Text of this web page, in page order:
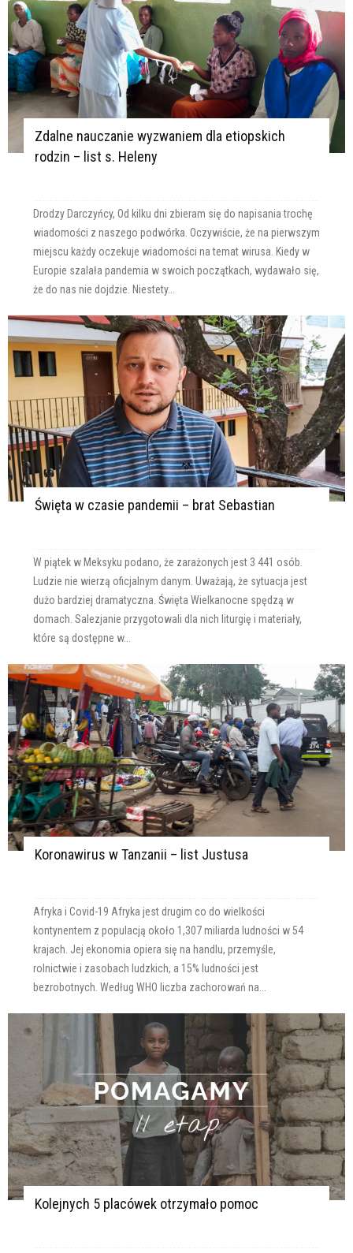
Zdalne nauczanie wyzwaniem dla etiopskich
rodzin – list s. Heleny
Drodzy Darczyńcy, Od kilku dni zbieram się do napisania trochę
wiadomości z naszego podwórka. Oczywiście, że na pierwszym
miejscu każdy oczekuje wiadomości na temat wirusa. Kiedy w
Europie szalała pandemia w swoich początkach, wydawało się,
że do nas nie dojdzie. Niestety...
Święta w czasie pandemii – brat Sebastian
W piątek w Meksyku podano, że zarażonych jest 3 441 osób.
Ludzie nie wierzą oficjalnym danym. Uważają, że sytuacja jest
dużo bardziej dramatyczna. Święta Wielkanocne spędzą w
domach. Salezjanie przygotowali dla nich liturgię i materiały,
które są dostępne w...
Koronawirus w Tanzanii – list Justusa
Afryka i Covid-19 Afryka jest drugim co do wielkości
kontynentem z populacją około 1,307 miliarda ludności w 54
krajach. Jej ekonomia opiera się na handlu, przemyśle,
rolnictwie i zasobach ludzkich, a 15% ludności jest
bezrobotnych. Według WHO liczba zachorowań na...
Kolejnych 5 placówek otrzymało pomoc